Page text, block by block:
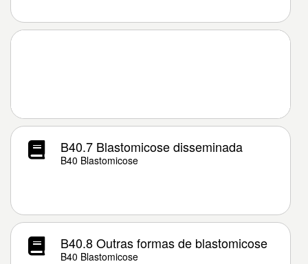
B40.7 Blastomicose disseminada
B40 Blastomicose
B40.8 Outras formas de blastomicose
B40 Blastomicose